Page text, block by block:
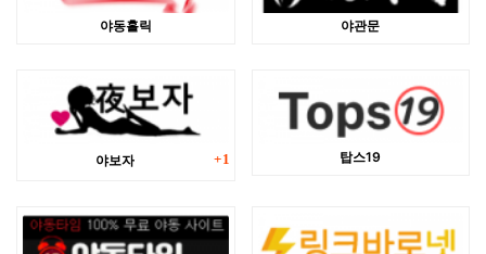
야동홀릭 야관문
야보자 댓글
1 탑스19